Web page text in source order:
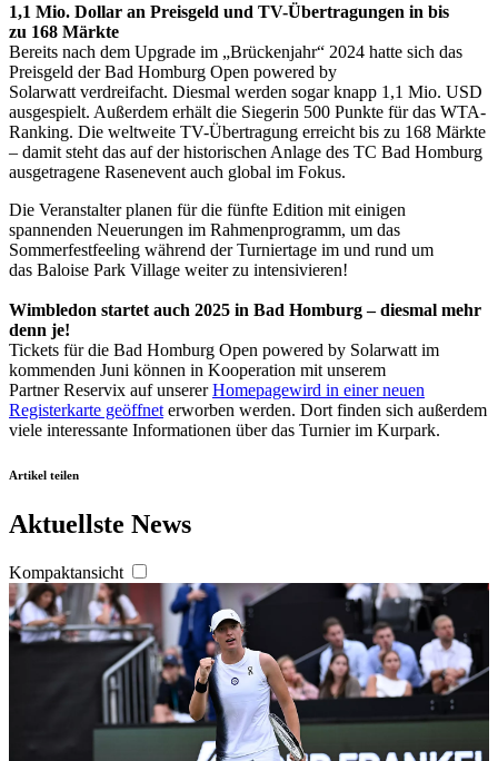
1,1 Mio. Dollar an Preisgeld und TV-Übertragungen in bis
zu 168 Märkte
Bereits nach dem Upgrade im „Brückenjahr“ 2024 hatte sich das
Preisgeld der Bad Homburg Open powered by
Solarwatt verdreifacht. Diesmal werden sogar knapp 1,1 Mio. USD
ausgespielt. Außerdem erhält die Siegerin 500 Punkte für das WTA-
Ranking. Die weltweite TV-Übertragung erreicht bis zu 168 Märkte
– damit steht das auf der historischen Anlage des TC Bad Homburg
ausgetragene Rasenevent auch global im Fokus.
Die Veranstalter planen für die fünfte Edition mit einigen
spannenden Neuerungen im Rahmenprogramm, um das
Sommerfestfeeling während der Turniertage im und rund um
das Baloise Park Village weiter zu intensivieren!
Wimbledon startet auch 2025 in Bad Homburg – diesmal mehr
denn je!
Tickets für die Bad Homburg Open powered by Solarwatt im
kommenden Juni können in Kooperation mit unserem
Partner Reservix auf unsererHomepagewird in einer neuen
Registerkarte geöffnet erworben werden. Dort finden sich außerdem
viele interessante Informationen über das Turnier im Kurpark.
Artikel teilen
Aktuellste News
Kompaktansicht